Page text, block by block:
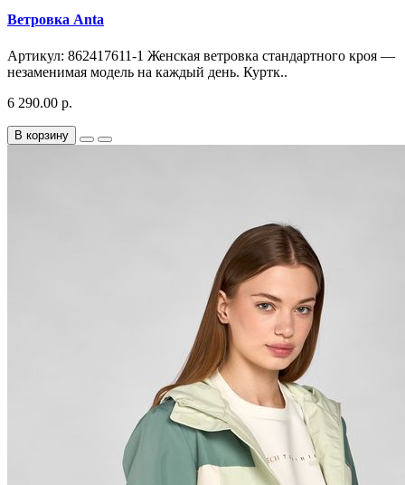
Ветровка Anta
Артикул: 862417611-1 Женская ветровка стандартного кроя —
незаменимая модель на каждый день. Куртк..
6 290.00 р.
В корзину